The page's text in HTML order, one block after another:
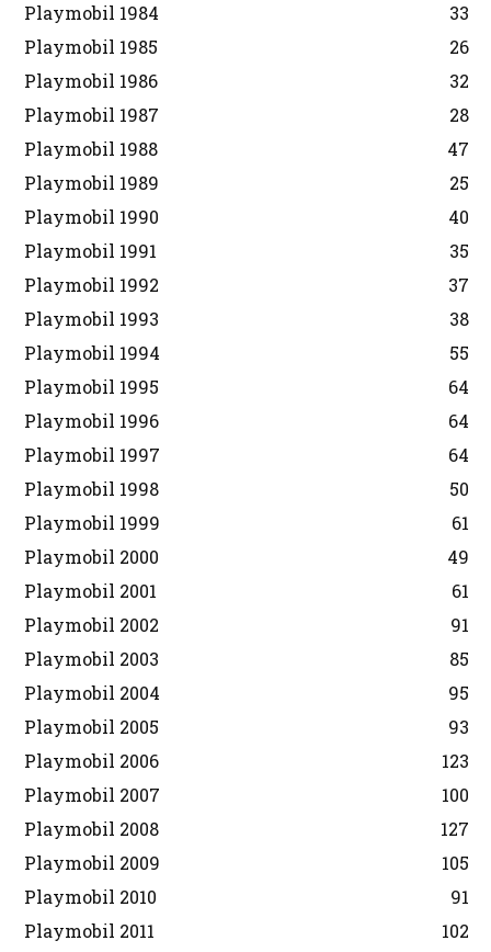
Playmobil 1984
33
Playmobil 1985
26
Playmobil 1986
32
Playmobil 1987
28
Playmobil 1988
47
Playmobil 1989
25
Playmobil 1990
40
Playmobil 1991
35
Playmobil 1992
37
Playmobil 1993
38
Playmobil 1994
55
Playmobil 1995
64
Playmobil 1996
64
Playmobil 1997
64
Playmobil 1998
50
Playmobil 1999
61
Playmobil 2000
49
Playmobil 2001
61
Playmobil 2002
91
Playmobil 2003
85
Playmobil 2004
95
Playmobil 2005
93
Playmobil 2006
123
Playmobil 2007
100
Playmobil 2008
127
Playmobil 2009
105
Playmobil 2010
91
Playmobil 2011
102